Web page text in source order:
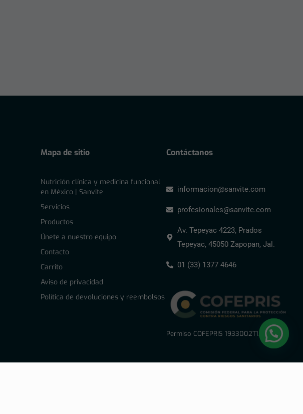
Mapa de sitio
Nutrición clínica y medicina funcional
en México | Sanvite
Servicios
Productos
Únete a nuestro equipo
Contacto
Carrito
Aviso de privacidad
Política de devoluciones y reembolsos
Contáctanos
informacion@sanvite.com
profesionales@sanvite.com
Av. Tepeyac 4223, Prados
Tepeyac, 45050 Zapopan, Jal.
01 (33) 1377 4646
Permiso COFEPRIS 1933002T1A0867